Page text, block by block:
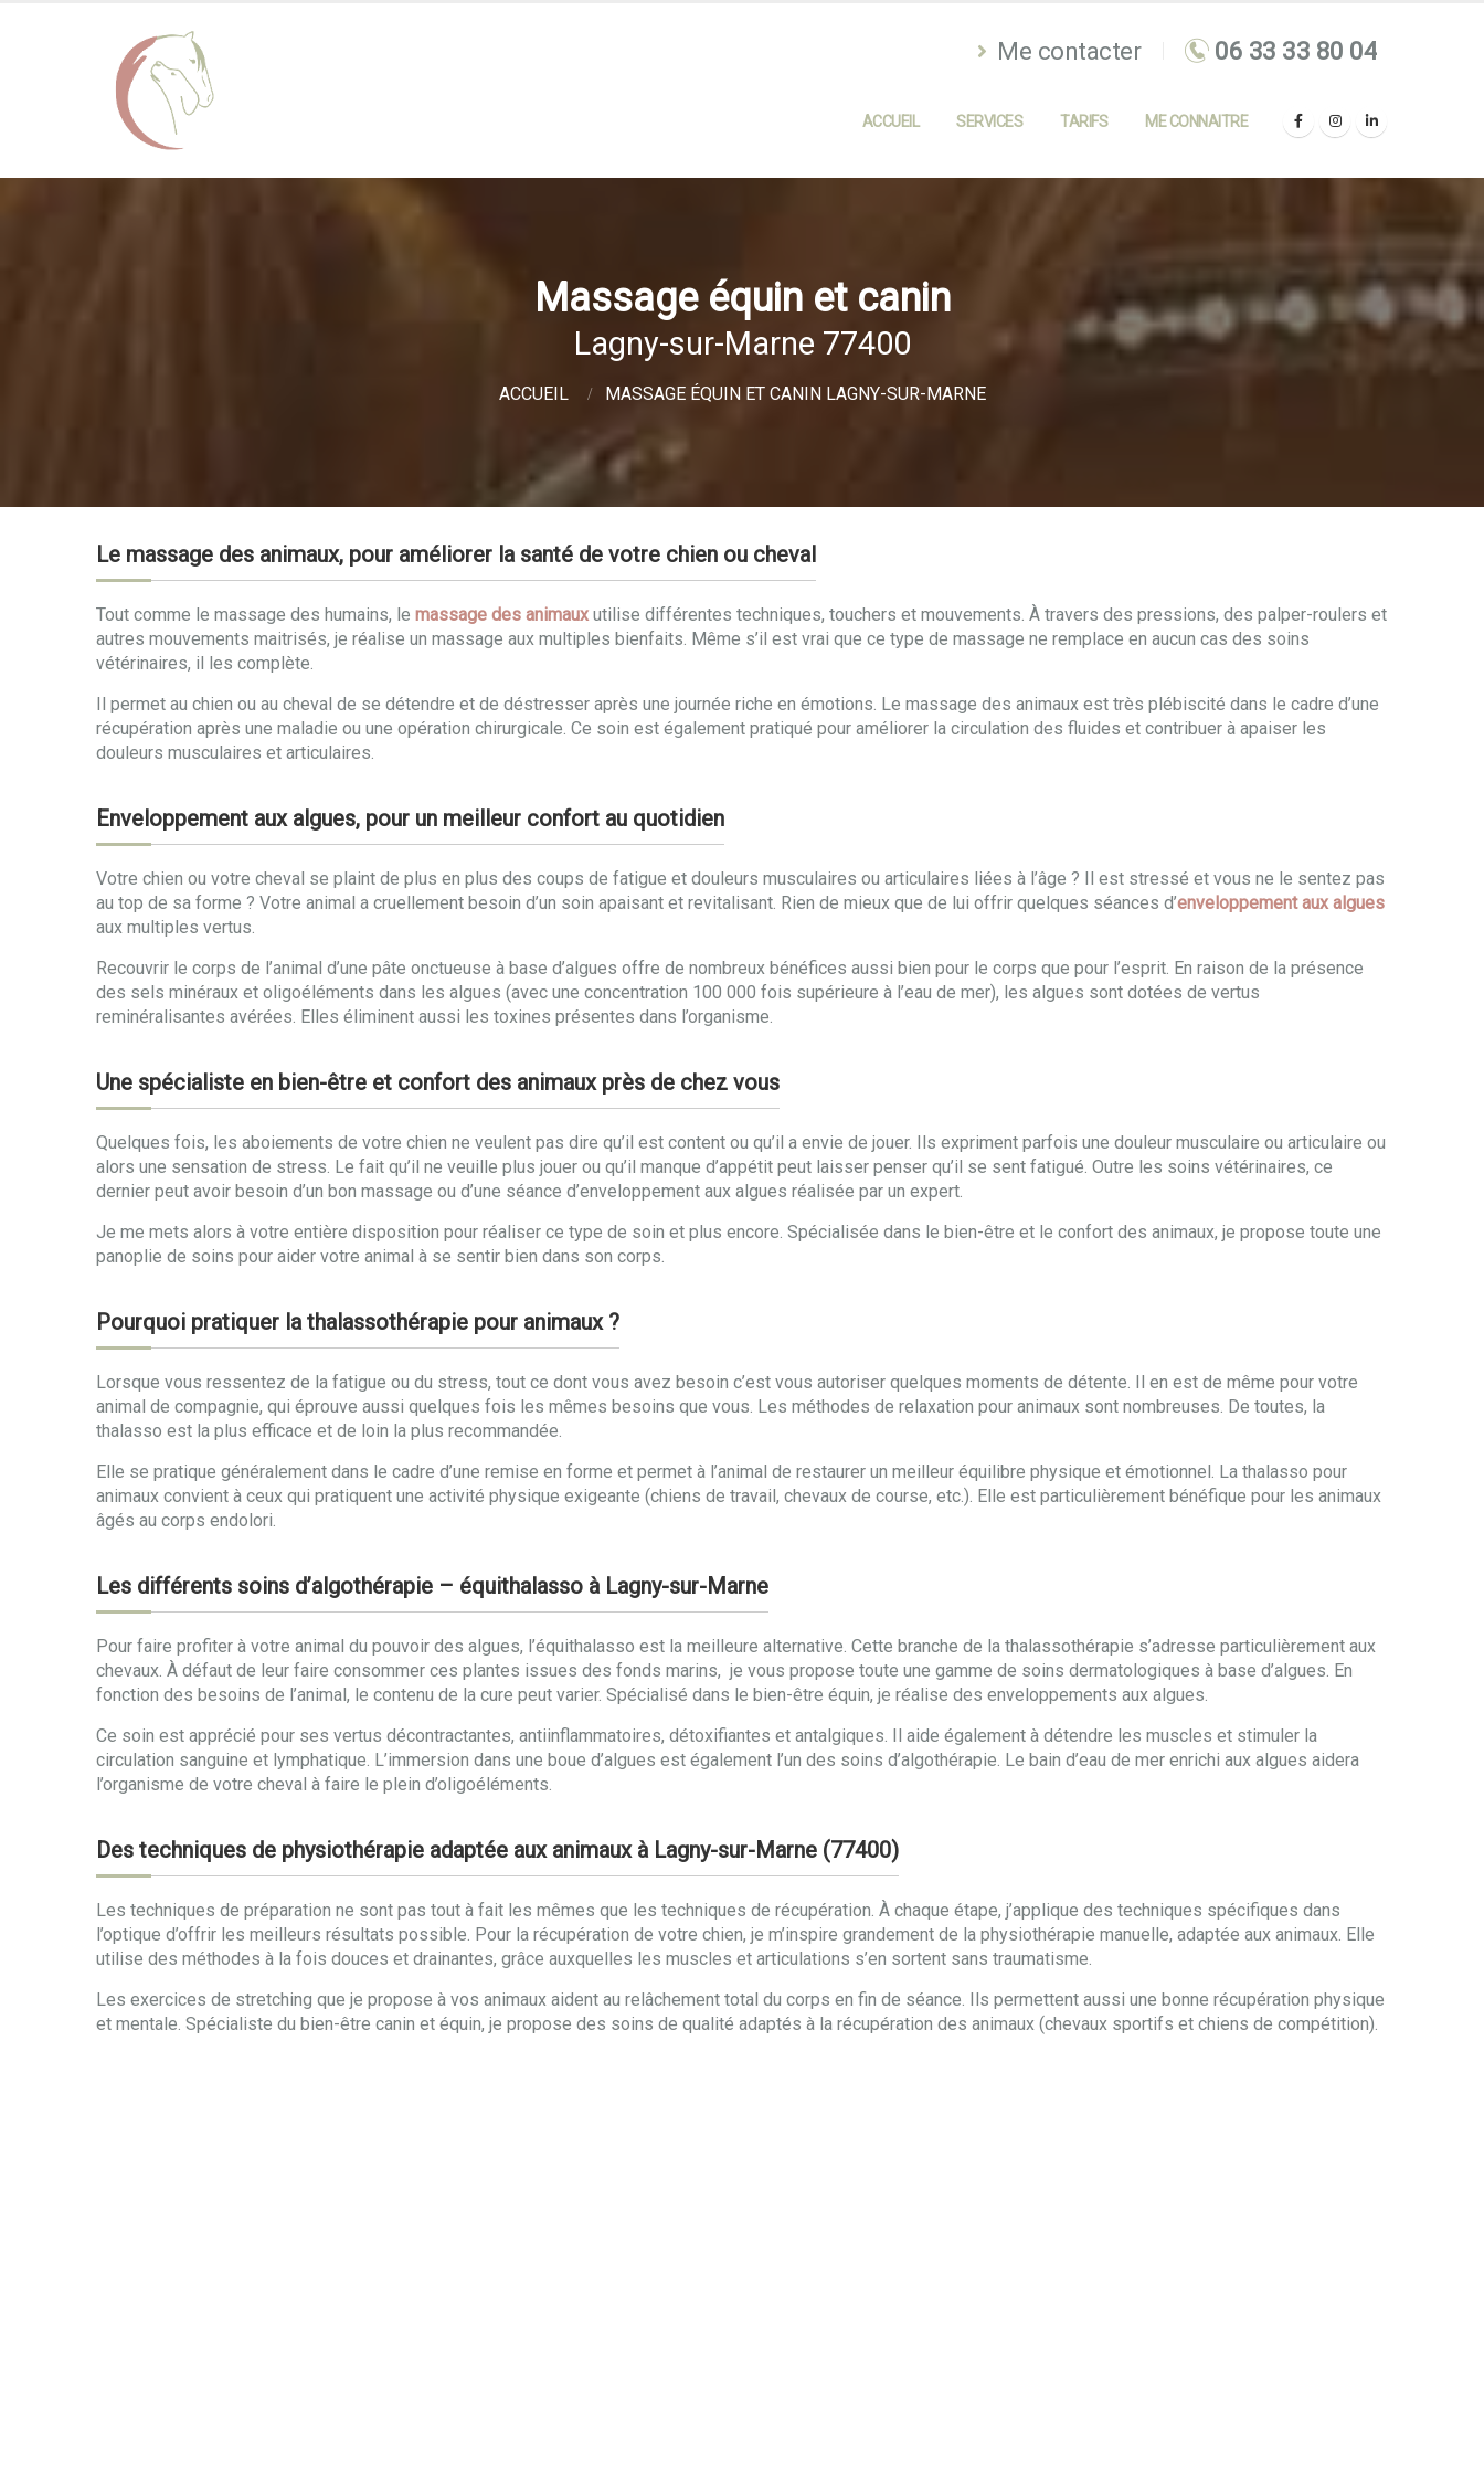
Me contacter
ACCUEIL SERVICES TARIFS ME CONNAITRE
Massage équin et canin
Lagny-sur-Marne 77400
ACCUEIL MASSAGE ÉQUIN ET CANIN LAGNY-SUR-MARNE
Le massage des animaux, pour améliorer la santé de votre chien ou cheval
Tout comme le massage des humains, le massage des animauxutilise différentes techniques, touchers et mouvements. À travers des pressions, des palper-roulers et
autres mouvements maitrisés, je réalise un massage aux multiples bienfaits. Même s’il est vrai que ce type de massage ne remplace en aucun cas des soins
vétérinaires, il les complète.
Il permet au chien ou au cheval de se détendre et de déstresser après une journée riche en émotions. Le massage des animaux est très plébiscité dans le cadre d’une
récupération après une maladie ou une opération chirurgicale. Ce soin est également pratiqué pour améliorer la circulation des fluides et contribuer à apaiser les
douleurs musculaires et articulaires.
Enveloppement aux algues, pour un meilleur confort au quotidien
Votre chien ou votre cheval se plaint de plus en plus des coups de fatigue et douleurs musculaires ou articulaires liées à l’âge ? Il est stressé et vous ne le sentez pas
au top de sa forme ? Votre animal a cruellement besoin d’un soin apaisant et revitalisant. Rien de mieux que de lui offrir quelques séances d’enveloppement aux algues
aux multiples vertus.
Recouvrir le corps de l’animal d’une pâte onctueuse à base d’algues offre de nombreux bénéfices aussi bien pour le corps que pour l’esprit. En raison de la présence
des sels minéraux et oligoéléments dans les algues (avec une concentration 100 000 fois supérieure à l’eau de mer), les algues sont dotées de vertus
reminéralisantes avérées. Elles éliminent aussi les toxines présentes dans l’organisme.
Une spécialiste en bien-être et confort des animaux près de chez vous
Quelques fois, les aboiements de votre chien ne veulent pas dire qu’il est content ou qu’il a envie de jouer. Ils expriment parfois une douleur musculaire ou articulaire ou
alors une sensation de stress. Le fait qu’il ne veuille plus jouer ou qu’il manque d’appétit peut laisser penser qu’il se sent fatigué. Outre les soins vétérinaires, ce
dernier peut avoir besoin d’un bon massage ou d’une séance d’enveloppement aux algues réalisée par un expert.
Je me mets alors à votre entière disposition pour réaliser ce type de soin et plus encore. Spécialisée dans le bien-être et le confort des animaux, je propose toute une
panoplie de soins pour aider votre animal à se sentir bien dans son corps.
Pourquoi pratiquer la thalassothérapie pour animaux ?
Lorsque vous ressentez de la fatigue ou du stress, tout ce dont vous avez besoin c’est vous autoriser quelques moments de détente. Il en est de même pour votre
animal de compagnie, qui éprouve aussi quelques fois les mêmes besoins que vous. Les méthodes de relaxation pour animaux sont nombreuses. De toutes, la
thalasso est la plus efficace et de loin la plus recommandée.
Elle se pratique généralement dans le cadre d’une remise en forme et permet à l’animal de restaurer un meilleur équilibre physique et émotionnel. La thalasso pour
animaux convient à ceux qui pratiquent une activité physique exigeante (chiens de travail, chevaux de course, etc.). Elle est particulièrement bénéfique pour les animaux
âgés au corps endolori.
Les différents soins d’algothérapie – équithalasso à Lagny-sur-Marne
Pour faire profiter à votre animal du pouvoir des algues, l’équithalasso est la meilleure alternative. Cette branche de la thalassothérapie s’adresse particulièrement aux
chevaux. À défaut de leur faire consommer ces plantes issues des fonds marins, je vous propose toute une gamme de soins dermatologiques à base d’algues. En
fonction des besoins de l’animal, le contenu de la cure peut varier. Spécialisé dans le bien-être équin, je réalise des enveloppements aux algues.
Ce soin est apprécié pour ses vertus décontractantes, antiinflammatoires, détoxifiantes et antalgiques. Il aide également à détendre les muscles et stimuler la
circulation sanguine et lymphatique. L’immersion dans une boue d’algues est également l’un des soins d’algothérapie. Le bain d’eau de mer enrichi aux algues aidera
l’organisme de votre cheval à faire le plein d’oligoéléments.
Des techniques de physiothérapie adaptée aux animaux à Lagny-sur-Marne (77400)
Les techniques de préparation ne sont pas tout à fait les mêmes que les techniques de récupération. À chaque étape, j’applique des techniques spécifiques dans
l’optique d’offrir les meilleurs résultats possible. Pour la récupération de votre chien, je m’inspire grandement de la physiothérapie manuelle, adaptée aux animaux. Elle
utilise des méthodes à la fois douces et drainantes, grâce auxquelles les muscles et articulations s’en sortent sans traumatisme.
Les exercices de stretching que je propose à vos animaux aident au relâchement total du corps en fin de séance. Ils permettent aussi une bonne récupération physique
et mentale. Spécialiste du bien-être canin et équin, je propose des soins de qualité adaptés à la récupération des animaux (chevaux sportifs et chiens de compétition).